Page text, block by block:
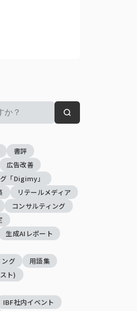
検
索
書評
広告改善
「Digimy」
リテールメディア
コンサルティング
生成AIレポート
ング
用語集
ト)
IBF社内イベント